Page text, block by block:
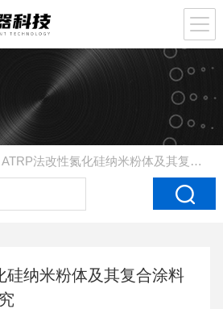
法改性氮化硅纳米粉体及其复合涂料的制备和性能研究
硅纳米粉体及其复合涂料